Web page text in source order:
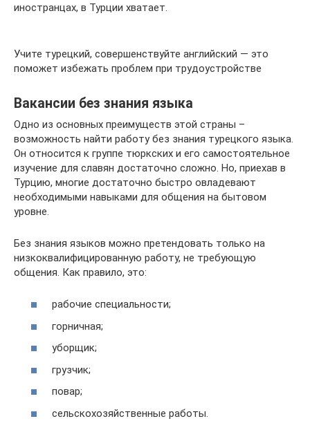
иностранцах, в Турции хватает.
Учите турецкий, совершенствуйте английский — это
поможет избежать проблем при трудоустройстве
Вакансии без знания языка
Одно из основных преимуществ этой страны –
возможность найти работу без знания турецкого языка.
Он относится к группе тюркских и его самостоятельное
изучение для славян достаточно сложно. Но, приехав в
Турцию, многие достаточно быстро овладевают
необходимыми навыками для общения на бытовом
уровне.
Без знания языков можно претендовать только на
низкоквалифицированную работу, не требующую
общения. Как правило, это:
рабочие специальности;
горничная;
уборщик;
грузчик;
повар;
сельскохозяйственные работы.